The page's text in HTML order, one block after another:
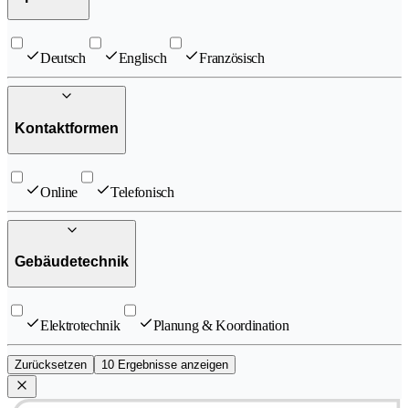
Deutsch Englisch Französisch
Kontaktformen
Online Telefonisch
Gebäudetechnik
Elektrotechnik Planung & Koordination
Zurücksetzen 10 Ergebnisse anzeigen